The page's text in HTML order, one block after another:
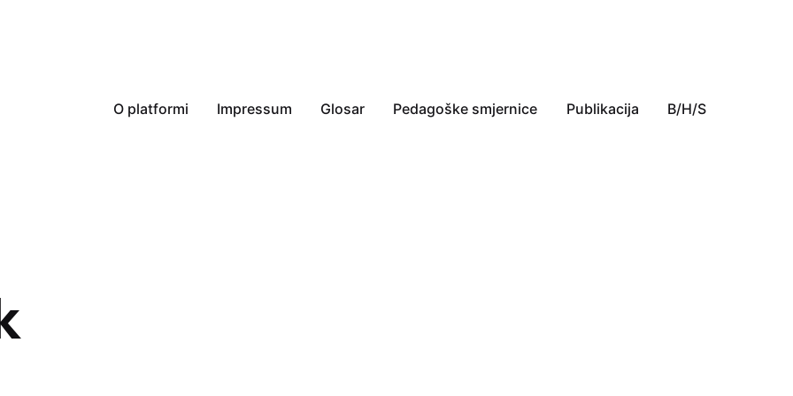
O platformi Impressum Glosar Pedagoške smjernice Publikacija B/H/S